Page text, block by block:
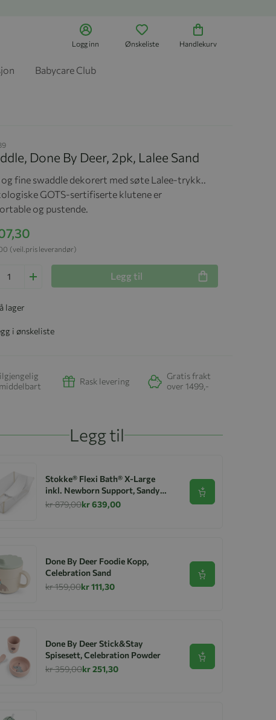
Logg inn Ønskeliste Handlekurv
Babycare Club
Done By Deer, 2pk, Lalee Sand
fine swaddle dekorert med søte Lalee-trykk..
GOTS-sertifiserte klutene er
og pustende.
(veil.pris leverandør)
Legg til
lager
i ønskeliste
Rask levering
Gratis frakt
over 1499,-
Legg til
Stokke® Flexi Bath® X-Large
inkl. Newborn Support, Sandy
Beige
kr 879,00kr 639,00
Se produkt
Done By Deer Foodie Kopp,
Celebration Sand
kr 159,00kr 111,30
Se produkt
Done By Deer Stick&Stay
Spisesett, Celebration Powder
kr 359,00kr 251,30
Se produkt